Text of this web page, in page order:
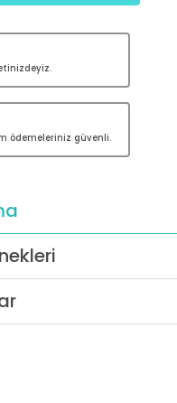
ödemeleriniz güvenli.